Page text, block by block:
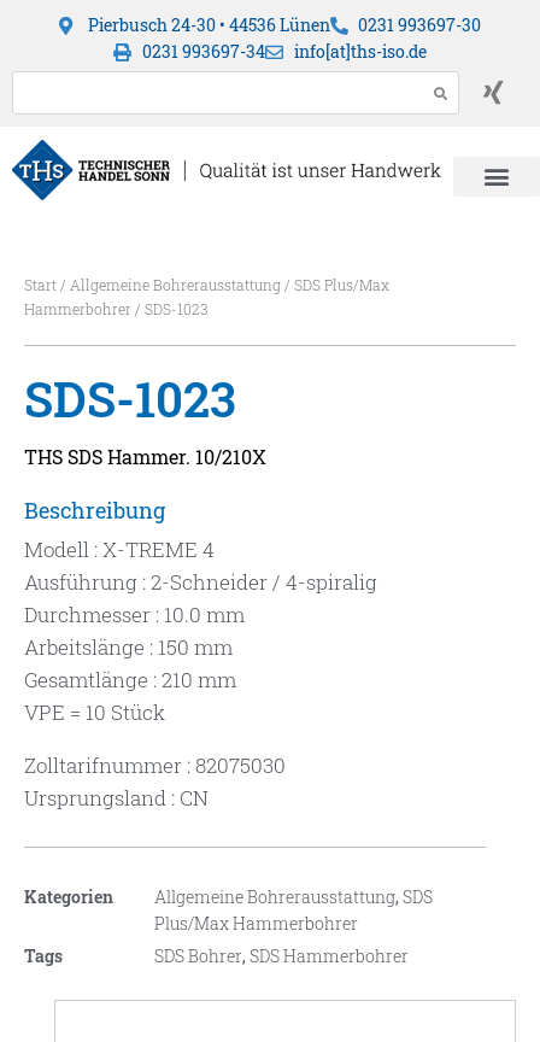
Pierbusch 24-30 • 44536 Lünen
0231 993697-30
0231 993697-34
info[at]ths-iso.de
Start/ Allgemeine Bohrerausstattung/ SDS Plus/Max
Hammerbohrer/ SDS-1023
SDS-1023
THS SDS Hammer. 10/210X
Beschreibung
Modell : X-TREME 4
Ausführung : 2-Schneider / 4-spiralig
Durchmesser : 10.0 mm
Arbeitslänge : 150 mm
Gesamtlänge : 210 mm
VPE = 10 Stück
Zolltarifnummer : 82075030
Ursprungsland : CN
Kategorien Allgemeine Bohrerausstattung,SDS
Plus/Max Hammerbohrer
Tags
SDS Bohrer,SDS Hammerbohrer